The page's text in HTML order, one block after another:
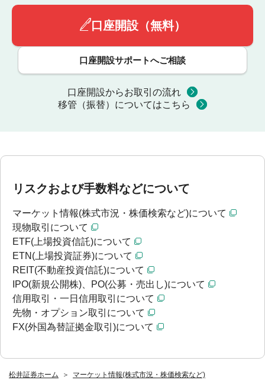
松井証券ホーム
マーケット情報(株式市況・株価検索など)
口座開設（無料）
口座開設サポートへご相談
口座開設からお取引の流れ
移管（振替）についてはこちら
リスクおよび手数料などについて
マーケット情報(株式市況・株価検索など)について
現物取引について
ETF(上場投資信託)について
ETN(上場投資証券)について
REIT(不動産投資信託)について
IPO(新規公開株)、PO(公募・売出し)について
信用取引・一日信用取引について
先物・オプション取引について
FX(外国為替証拠金取引)について